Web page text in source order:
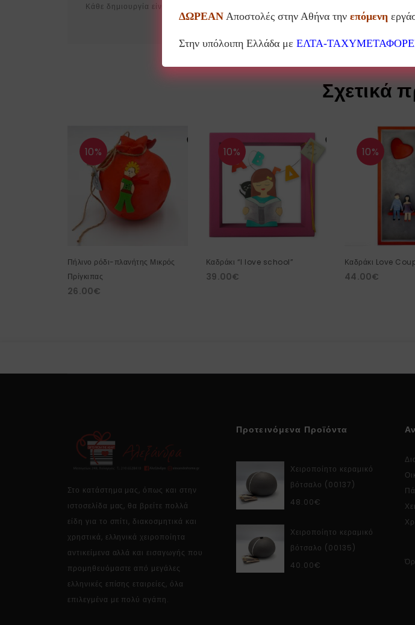
Κάθε δημιουργία είναι μοναδική και πιθανόν να υπάρχουν αποκλίσεις από τα
Σχετικά
10%
Πήλινο ρόδι-πλανήτης Μικρός
Πρίγκιπας
26.00€
10%
Καδράκι “I love school”
39.00€
10%
Καδράκι Love
44.00€
Στο κατάστημα μας, όπως και στην
ιστοσελίδα μας, θα βρείτε πολλά
είδη για το σπίτι, διακοσμητικά και
χρηστικά, ελληνικά χειροποίητα
αντικείμενα αλλά και εισαγωγής που
προμηθευόμαστε από μεγάλες
ελληνικές επίσης εταιρείες, όλα
επιλεγμένα με πολύ αγάπη.
Προτεινόμενα Προϊόντα
Χειροποίητο κεραμικό
βότσαλο (00137)
48.00€
Χειροποίητο κεραμικό
βότσαλο (00135)
40.00€
ΔΩΡΕΑΝΑποστολές στην Αθήνα την επόμενη
Στην υπόλοιπη Ελλάδα με ΕΛΤΑ-